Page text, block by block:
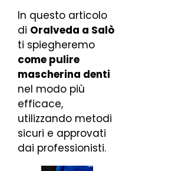
In questo articolo
di Oralveda a Salò
ti spiegheremo
come pulire
mascherina denti
nel modo più
efficace,
utilizzando metodi
sicuri e approvati
dai professionisti.